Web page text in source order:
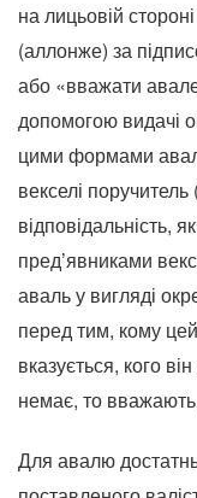
на лицьовій
(аллонже) за
або «вважати
допомогою видачі
цими формами
векселі
відповідальність,
пред’явниками
аваль у вигляді
перед тим, кому
вказується, кого
немає, то
Для авалю